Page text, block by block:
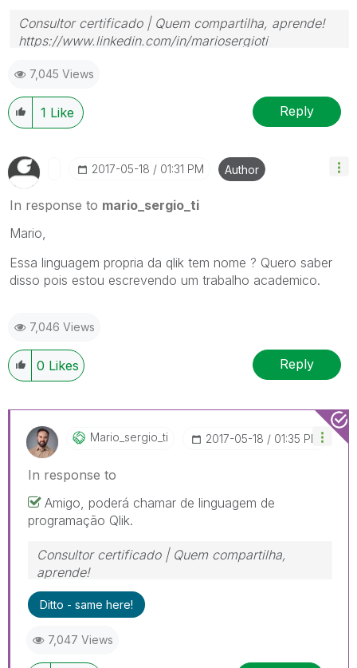
Consultor certificado | Quem compartilha, aprende!
https://www.linkedin.com/in/mariosergioti
7,045 Views
1 Like Reply
‎2017-05-18 01:31 PM Author
In response to mario_sergio_ti
Mario,
Essa linguagem propria da qlik tem nome ? Quero saber
disso pois estou escrevendo um trabalho academico.
7,046 Views
0 Likes Reply
Mario_sergio_ti ‎2017-05-18 01:35 PM
In response to
Amigo, poderá chamar de linguagem de
programação Qlik.
Consultor certificado | Quem compartilha,
aprende!
https://www.linkedin.com/in/mariosergioti
Ditto - same here!
7,047 Views